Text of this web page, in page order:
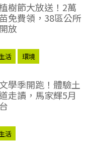
樹節大放送！2萬
免費領，38區公所
放
活 環境
學季開跑！體驗土
走讀，馬家輝5月
活